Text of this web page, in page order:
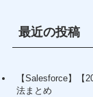
最近の投稿
【Salesforce】【
法まとめ